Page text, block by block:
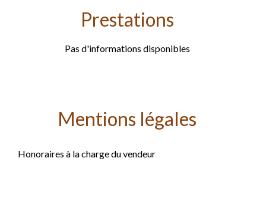
Prestations
Pas d'informations disponibles
Mentions légales
Honoraires à la charge du vendeur